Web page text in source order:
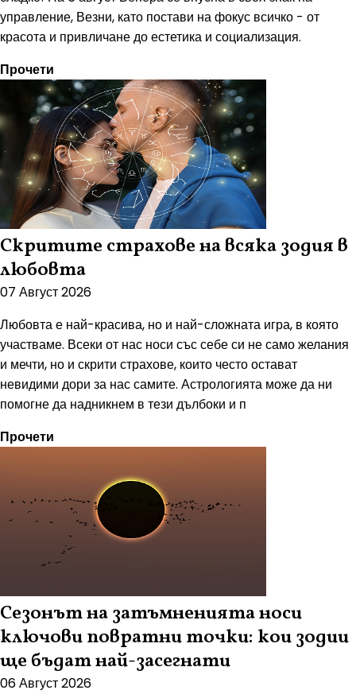
управление, Везни, като постави на фокус всичко - от
красота и привличане до естетика и социализация.
Прочети
Скритите страхове на всяка зодия в
любовта
07 Август 2026
Любовта е най-красива, но и най-сложната игра, в която
участваме. Всеки от нас носи със себе си не само желания
и мечти, но и скрити страхове, които често остават
невидими дори за нас самите. Астрологията може да ни
помогне да надникнем в тези дълбоки и п
Прочети
Сезонът на затъмненията носи
ключови повратни точки: кои зодии
ще бъдат най-засегнати
06 Август 2026